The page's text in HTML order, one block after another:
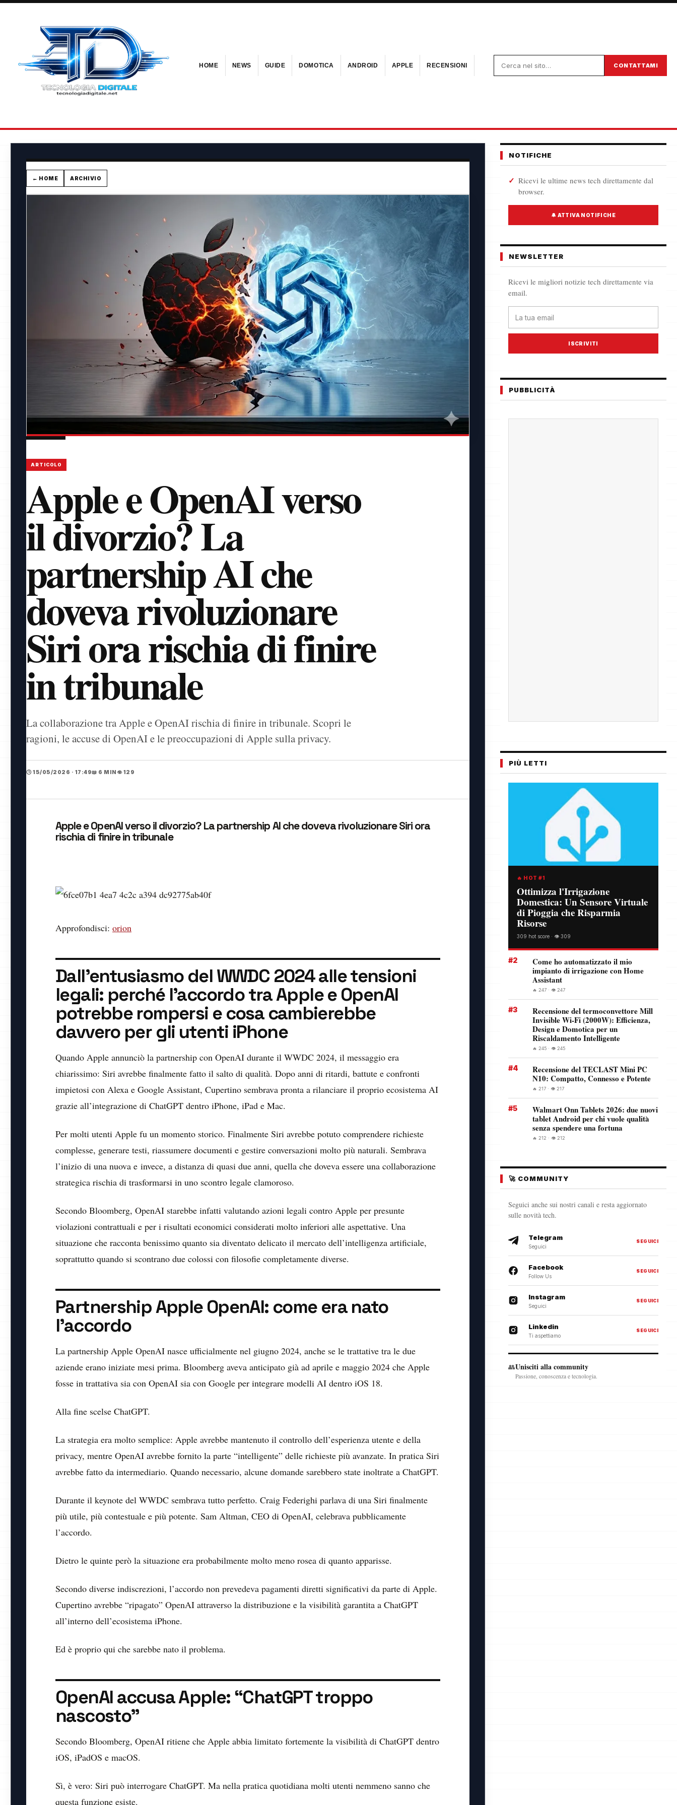
CONTATTAMI
HOME NEWS GUIDE DOMOTICA ANDROID APPLE RECENSIONI
← HOME ARCHIVIO
ARTICOLO
Apple e OpenAI verso
il divorzio? La
partnership AI che
doveva rivoluzionare
Siri ora rischia di finire
in tribunale
La collaborazione tra Apple e OpenAI rischia di finire in tribunale. Scopri le
ragioni, le accuse di OpenAI e le preoccupazioni di Apple sulla privacy.
🕒 15/05/2026 · 17:49📖 6 MIN 👁️ 129
Apple e OpenAI verso il divorzio? La partnership AI che doveva rivoluzionare Siri ora
rischia di finire in tribunale
Approfondisci: orion
Dall’entusiasmo del WWDC 2024 alle tensioni
legali: perché l’accordo tra Apple e OpenAI
potrebbe rompersi e cosa cambierebbe
davvero per gli utenti iPhone
Quando Apple annunciò la partnership con OpenAI durante il WWDC 2024, il messaggio era
chiarissimo: Siri avrebbe finalmente fatto il salto di qualità. Dopo anni di ritardi, battute e confronti
impietosi con Alexa e Google Assistant, Cupertino sembrava pronta a rilanciare il proprio ecosistema AI
grazie all’integrazione di ChatGPT dentro iPhone, iPad e Mac.
Per molti utenti Apple fu un momento storico. Finalmente Siri avrebbe potuto comprendere richieste
complesse, generare testi, riassumere documenti e gestire conversazioni molto più naturali. Sembrava
l’inizio di una nuova e invece, a distanza di quasi due anni, quella che doveva essere una collaborazione
strategica rischia di trasformarsi in uno scontro legale clamoroso.
Secondo Bloomberg, OpenAI starebbe infatti valutando azioni legali contro Apple per presunte
violazioni contrattuali e per i risultati economici considerati molto inferiori alle aspettative. Una
situazione che racconta benissimo quanto sia diventato delicato il mercato dell’intelligenza artificiale,
soprattutto quando si scontrano due colossi con filosofie completamente diverse.
Partnership Apple OpenAI: come era nato
l’accordo
La partnership Apple OpenAI nasce ufficialmente nel giugno 2024, anche se le trattative tra le due
aziende erano iniziate mesi prima. Bloomberg aveva anticipato già ad aprile e maggio 2024 che Apple
fosse in trattativa sia con OpenAI sia con Google per integrare modelli AI dentro iOS 18.
Alla fine scelse ChatGPT.
La strategia era molto semplice: Apple avrebbe mantenuto il controllo dell’esperienza utente e della
privacy, mentre OpenAI avrebbe fornito la parte “intelligente” delle richieste più avanzate. In pratica Siri
avrebbe fatto da intermediario. Quando necessario, alcune domande sarebbero state inoltrate a ChatGPT.
Durante il keynote del WWDC sembrava tutto perfetto. Craig Federighi parlava di una Siri finalmente
più utile, più contestuale e più potente. Sam Altman, CEO di OpenAI, celebrava pubblicamente
l’accordo.
Dietro le quinte però la situazione era probabilmente molto meno rosea di quanto apparisse.
Secondo diverse indiscrezioni, l’accordo non prevedeva pagamenti diretti significativi da parte di Apple.
Cupertino avrebbe “ripagato” OpenAI attraverso la distribuzione e la visibilità garantita a ChatGPT
all’interno dell’ecosistema iPhone.
Ed è proprio qui che sarebbe nato il problema.
OpenAI accusa Apple: “ChatGPT troppo
nascosto”
Secondo Bloomberg, OpenAI ritiene che Apple abbia limitato fortemente la visibilità di ChatGPT dentro
iOS, iPadOS e macOS.
Sì, è vero: Siri può interrogare ChatGPT. Ma nella pratica quotidiana molti utenti nemmeno sanno che
questa funzione esiste.
NOTIFICHE
Ricevi le ultime news tech direttamente dal
browser.
🔔 ATTIVA NOTIFICHE
NEWSLETTER
Ricevi le migliori notizie tech direttamente via
email.
ISCRIVITI
PUBBLICITÀ
PIÙ LETTI
🔥 HOT #1
Ottimizza l'Irrigazione
Domestica: Un Sensore Virtuale
di Pioggia che Risparmia
Risorse
309 hot score · 👁️ 309
#2
Come ho automatizzato il mio
impianto di irrigazione con Home
Assistant
🔥 247 · 👁️ 247
#3
Recensione del termoconvettore Mill
Invisible Wi-Fi (2000W): Efficienza,
Design e Domotica per un
Riscaldamento Intelligente
🔥 245 · 👁️ 245
#4
Recensione del TECLAST Mini PC
N10: Compatto, Connesso e Potente
🔥 217 · 👁️ 217
#5
Walmart Onn Tablets 2026: due nuovi
tablet Android per chi vuole qualità
senza spendere una fortuna
🔥 212 · 👁️ 212
🚀 COMMUNITY
Seguici anche sui nostri canali e resta aggiornato
sulle novità tech.
Telegram
Seguici
SEGUICI
Facebook
Follow Us
SEGUICI
Instagram
Seguici
SEGUICI
Linkedin
Ti aspettiamo
SEGUICI
👥Unisciti alla community
Passione, conoscenza e tecnologia.